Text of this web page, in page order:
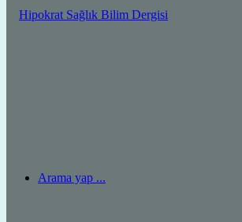
Arama yap ...